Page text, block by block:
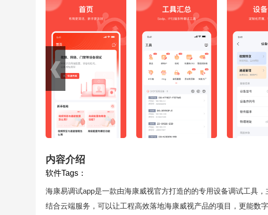
内容介绍
软件Tags：
海康易调试app是一款由海康威视官方打造的的专用设备调试工具
结合云端服务，可以让工程高效落地海康威视产品的项目，更能数